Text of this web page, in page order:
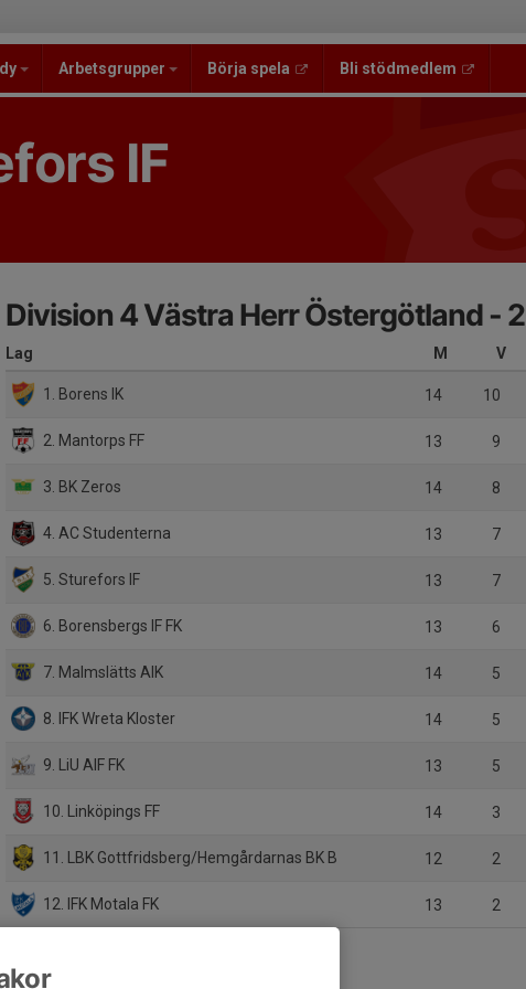
Arbetsgrupper Börja spela Bli stödmedlem
IF
Division 4 Västra Herr Östergötland -
Lag M V
1. Borens IK 14 10
2. Mantorps FF 13 9
3. BK Zeros 14 8
4. AC Studenterna 13 7
5. Sturefors IF 13 7
6. Borensbergs IF FK 13 6
7. Malmslätts AIK 14 5
8. IFK Wreta Kloster 14 5
9. LiU AIF FK 13 5
10. Linköpings FF 14 3
11. LBK Gottfridsberg/Hemgårdarnas BK B 12 2
12. IFK Motala FK 13 2